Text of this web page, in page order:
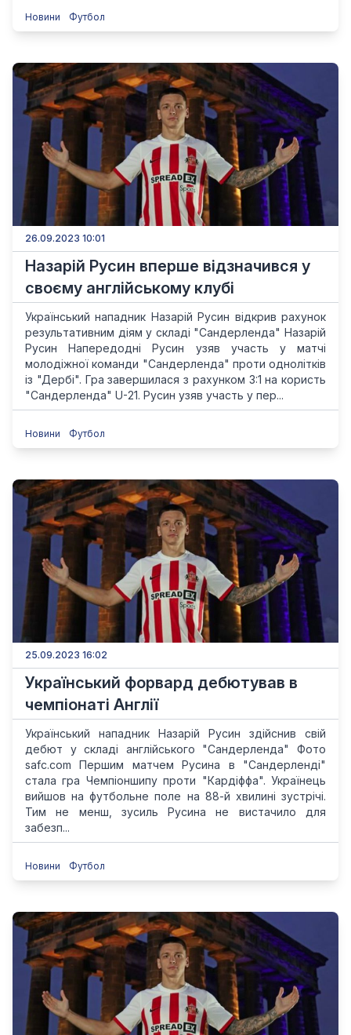
Новини Футбол
26.09.2023 10:01
Назарій Русин вперше відзначився у
своєму англійському клубі
Український нападник Назарій Русин відкрив рахунок
результативним діям у складі "Сандерленда" Назарій
Русин Напередодні Русин узяв участь у матчі
молодіжної команди "Сандерленда" проти однолітків
із "Дербі". Гра завершилася з рахунком 3:1 на користь
"Сандерленда" U-21. Русин узяв участь у пер...
Новини Футбол
25.09.2023 16:02
Український форвард дебютував в
чемпіонаті Англії
Український нападник Назарій Русин здійснив свій
дебют у складі англійського "Сандерленда" Фото
safc.com Першим матчем Русина в "Сандерленді"
стала гра Чемпіоншипу проти "Кардіффа". Українець
вийшов на футбольне поле на 88-й хвилині зустрічі.
Тим не менш, зусиль Русина не вистачило для
забезп...
Новини Футбол